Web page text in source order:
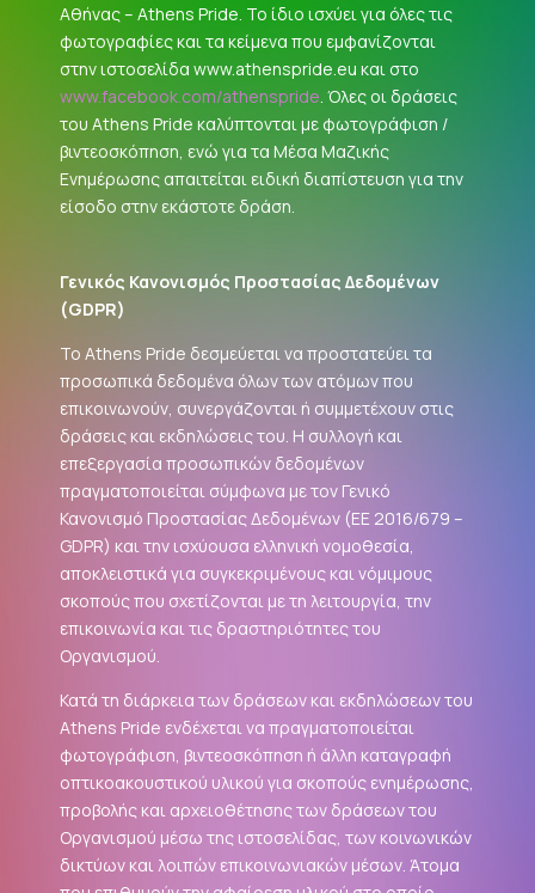
Αθήνας – Athens Pride. Το ίδιο ισχύει για όλες τις
φωτογραφίες και τα κείμενα που εμφανίζονται
στην ιστοσελίδα www.athenspride.eu και στο
www.facebook.com/athenspride. Όλες οι δράσεις
του Athens Pride καλύπτονται με φωτογράφιση /
βιντεοσκόπηση, ενώ για τα Μέσα Μαζικής
Ενημέρωσης απαιτείται ειδική διαπίστευση για την
είσοδο στην εκάστοτε δράση.
Γενικός Κανονισμός Προστασίας Δεδομένων
(GDPR)
Το Athens Pride δεσμεύεται να προστατεύει τα
προσωπικά δεδομένα όλων των ατόμων που
επικοινωνούν, συνεργάζονται ή συμμετέχουν στις
δράσεις και εκδηλώσεις του. Η συλλογή και
επεξεργασία προσωπικών δεδομένων
πραγματοποιείται σύμφωνα με τον Γενικό
Κανονισμό Προστασίας Δεδομένων (ΕΕ 2016/679 –
GDPR) και την ισχύουσα ελληνική νομοθεσία,
αποκλειστικά για συγκεκριμένους και νόμιμους
σκοπούς που σχετίζονται με τη λειτουργία, την
επικοινωνία και τις δραστηριότητες του
Οργανισμού.
Κατά τη διάρκεια των δράσεων και εκδηλώσεων του
Athens Pride ενδέχεται να πραγματοποιείται
φωτογράφιση, βιντεοσκόπηση ή άλλη καταγραφή
οπτικοακουστικού υλικού για σκοπούς ενημέρωσης,
προβολής και αρχειοθέτησης των δράσεων του
Οργανισμού μέσω της ιστοσελίδας, των κοινωνικών
δικτύων και λοιπών επικοινωνιακών μέσων. Άτομα